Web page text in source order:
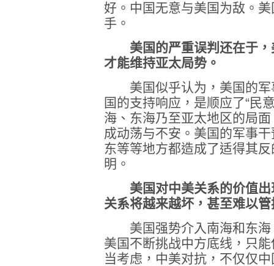
好。中国无意与美国为敌。
手。
美国的严重误判还在于
才能维持亚太局势。
美国似乎认为，美国的军
国的支持响应，是顺应了“民
海、东海乃至亚太地区的局
成动荡与不安。美国的军事
东等等地方都造成了适得其
明。
美国对中美关系的价值
关系将越来越坏，甚至难以管
美国强势介入南海和东海
美国不断挑战中方底线，只
当考虑，中美对抗，不仅仅